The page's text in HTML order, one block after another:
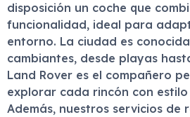
disposición un coche que
funcionalidad, ideal para
entorno. La ciudad es
cambiantes, desde playas
Land Rover es el compañero
explorar cada rincón con
Además, nuestros servicios de